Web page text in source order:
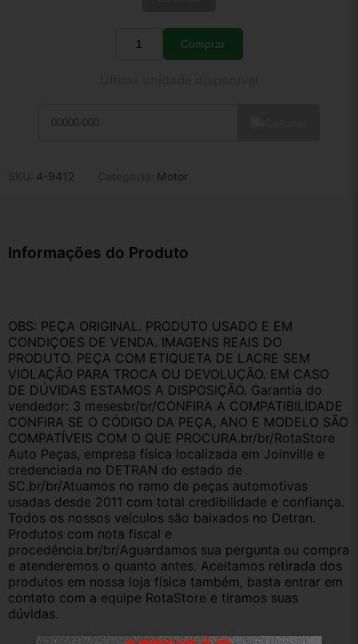
Quantidade
Comprar
4-9412 Motor
Informações do Produto
OBS: PEÇA ORIGINAL. PRODUTO USADO E EM
CONDIÇOES DE VENDA. IMAGENS REAIS DO
PRODUTO. PEÇA COM ETIQUETA DE LACRE SEM
VIOLAÇÃO PARA TROCA OU DEVOLUÇÃO. EM CASO
DE DÚVIDAS ESTAMOS A DISPOSIÇÃO. Garantia do
vendedor: 3 mesesbr/br/CONFIRA A COMPATIBILIDADE
CONFIRA SE O CÓDIGO DA PEÇA, ANO E MODELO SÃO
COMPATÍVEIS COM O QUE PROCURA.br/br/RotaStore
Auto Peças, empresa física localizada em Joinville e
credenciada no DETRAN do estado de
SC.br/br/Atuamos no ramo de peças automotivas
usadas desde 2011 com total credibilidade e confiança.
Todos os nossos veículos são baixados no Detran.
Produtos com nota fiscal e
procedência.br/br/Aguardamos sua pergunta ou compra
e atenderemos o quanto antes. Aceitamos retirada dos
produtos em nossa loja física também, basta entrar em
contato com a equipe RotaStore e tiramos suas
dúvidas.